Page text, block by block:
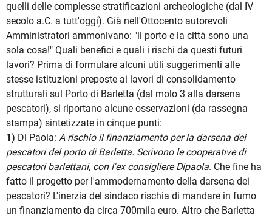
quelli delle complesse stratificazioni archeologiche (dal IV
secolo a.C. a tutt'oggi). Già nell'Ottocento autorevoli
Amministratori ammonivano: "il porto e la città sono una
sola cosa!" Quali benefici e quali i rischi da questi futuri
lavori? Prima di formulare alcuni utili suggerimenti alle
stesse istituzioni preposte ai lavori di consolidamento
strutturali sul Porto di Barletta (dal molo 3 alla darsena
pescatori), si riportano alcune osservazioni (da rassegna
stampa) sintetizzate in cinque punti:
1) Di Paola: A rischio il finanziamento per la darsena dei
pescatori del porto di Barletta. Scrivono le cooperative di
pescatori barlettani, con l'ex consigliere Dipaola. Che fine ha
fatto il progetto per l'ammodernamento della darsena dei
pescatori? L'inerzia del sindaco rischia di mandare in fumo
un finanziamento da circa 700mila euro. Altro che Barletta